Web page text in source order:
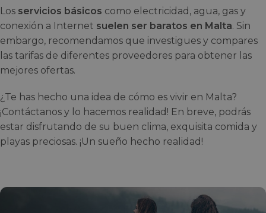
Los servicios básicos como electricidad, agua, gas y
conexión a Internet suelen ser baratos en Malta. Sin
embargo, recomendamos que investigues y compares
las tarifas de diferentes proveedores para obtener las
mejores ofertas.
¿Te has hecho una idea de cómo es vivir en Malta?
¡Contáctanos y lo hacemos realidad! En breve, podrás
estar disfrutando de su buen clima, exquisita comida y
playas preciosas. ¡Un sueño hecho realidad!